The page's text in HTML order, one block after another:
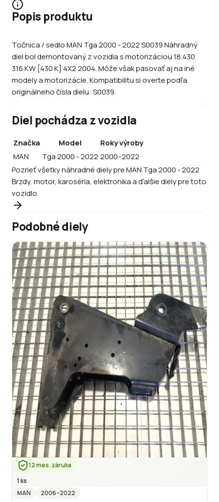
Popis produktu
Točnica / sedlo MAN Tga 2000 - 2022 S0039 Náhradný
diel bol demontovaný z vozidla s motorizáciou 18.430
316 KW [430 K] 4X2 2004. Môže však pasovať aj na iné
modely a motorizácie. Kompatibilitu si overte podľa
originálneho čísla dielu: S0039.
Diel pochádza z vozidla
Značka Model
Roky výroby
MAN
Tga 2000 - 2022 2000–2022
Pozrieť všetky náhradné diely preMAN Tga 2000 - 2022
Brzdy, motor, karoséria, elektronika a ďalšie diely pre toto
vozidlo.
Podobné diely
12 mes. záruka
1 ks
MAN
2006–2022